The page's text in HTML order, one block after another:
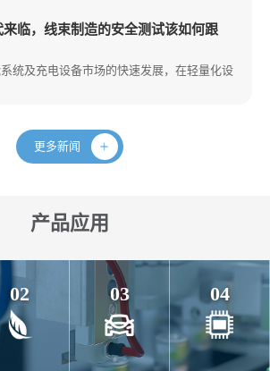
临，线束制造的安全测试该如何跟
统及充电设备市场的快速发展，在轻量化设
更多新闻
产品应用
02 03 04